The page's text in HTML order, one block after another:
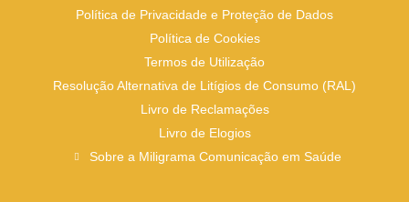
Política de Privacidade e Proteção de Dados
Política de Cookies
Termos de Utilização
Resolução Alternativa de Litígios de Consumo (RAL)
Livro de Reclamações
Livro de Elogios
Sobre a Miligrama Comunicação em Saúde